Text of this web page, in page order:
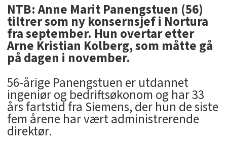
NTB: Anne Marit Panengstuen (56)
tiltrer som ny konsernsjef i Nortura
fra september. Hun overtar etter
Arne Kristian Kolberg, som måtte gå
på dagen i november.
56-årige Panengstuen er utdannet
ingeniør og bedriftsøkonom og har 33
års fartstid fra Siemens, der hun de siste
fem årene har vært administrerende
direktør.